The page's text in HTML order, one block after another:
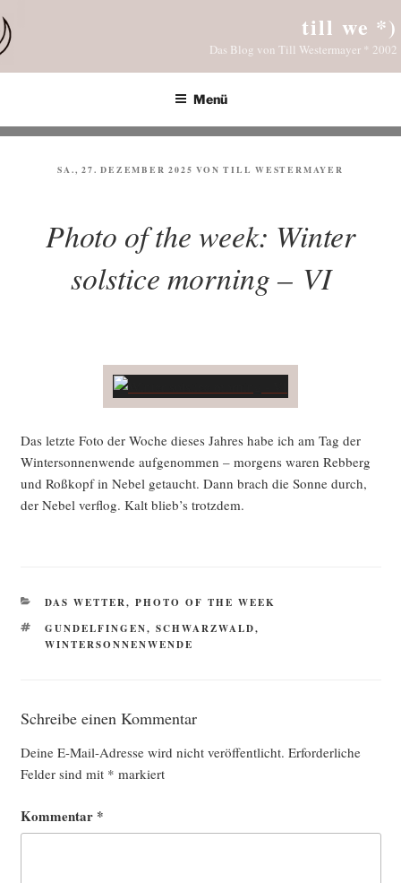
Inhalt
springen
till we *)
Das Blog von Till Westermayer * 2002
Menü
VERÖFFENTLICHT
SA., 27. DEZEMBER 2025 VONTILL WESTERMAYER
Photo of the week: Winter
solstice morning – VI
Das letz­te Foto der Woche die­ses Jah­res habe ich am Tag der
Win­ter­son­nen­wen­de auf­ge­nom­men – mor­gens waren Reb­berg
und Roß­kopf in Nebel getaucht. Dann brach die Son­ne durch,
der Nebel ver­flog. Kalt blieb’s trotzdem.
KATEGORIEN
DAS WETTER, PHOTO OF THE WEEK
SCHLAGWÖRTER
GUNDELFINGEN, SCHWARZWALD,
WINTERSONNENWENDE
Schreibe einen Kommentar
Deine E-Mail-Adresse wird nicht veröffentlicht. Erforderliche
Felder sind mit * markiert
Kommentar *